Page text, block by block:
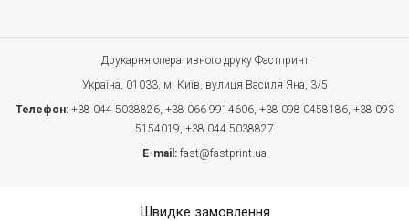
Друкарня оперативного друку Фастпринт
Україна, 01033, м. Київ, вулиця Василя Яна, 3/5
Телефон:+38 044 5038826, +38 066 9914606, +38 098 0458186, +38 093
5154019, +38 044 5038827
E-mail: fast@fastprint.ua
Швидке замовлення